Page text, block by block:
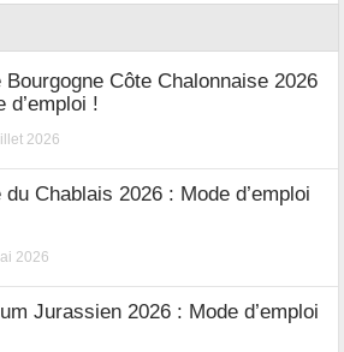
Bourgogne Côte Chalonnaise 2026
d’emploi !
2026
du Chablais 2026 : Mode d’emploi
2026
Jurassien 2026 : Mode d’emploi